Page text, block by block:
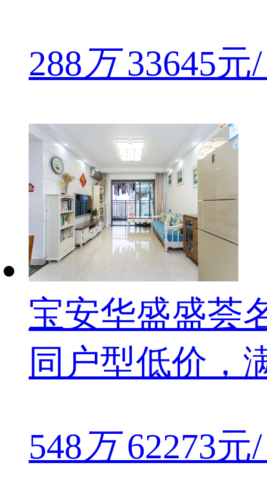
288万 33645元
宝安华盛盛荟
同户型低价，
548万 62273元